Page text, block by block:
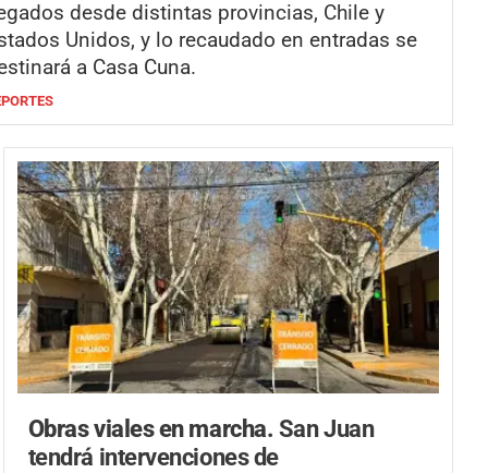
desde distintas provincias, Chile y
Unidos, y lo recaudado en entradas se
a Casa Cuna.
Obras viales en marcha. San Juan
tendrá intervenciones de